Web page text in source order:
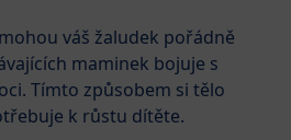
váš žaludek pořádně
maminek bojuje s
Tímto způsobem si tělo
k růstu dítěte.